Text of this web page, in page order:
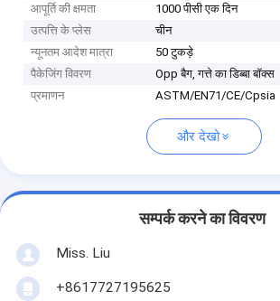
आपूर्ति की क्षमता
1000 पीसी एक दिन
उत्पत्ति के प्लेस
चीन
न्यूनतम आदेश मात्रा
50 टुकड़े
पैकेजिंग विवरण
Opp बैग, गत्ते का डिब्बा बॉक्स
प्रमाणन
ASTM/EN71/CE/Cpsia
और देखो
सम्पर्क करने का विवरण
Miss. Liu
+8617727195625